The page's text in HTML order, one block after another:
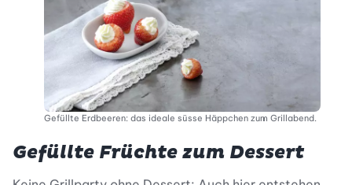
Gefüllte Erdbeeren: das ideale süsse Häppchen zum Grillabend.
Gefüllte Früchte zum Dessert